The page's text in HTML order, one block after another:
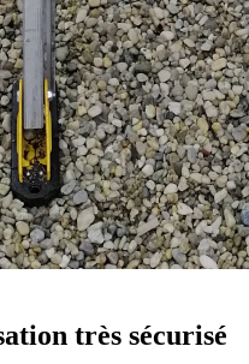
très sécurisé